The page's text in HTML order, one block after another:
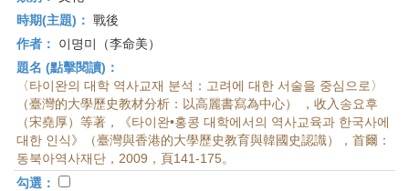
研
究
所-
首
頁
時期(主題)： 戰後
作者：
이명미（李命美）
題名 (點擊閱讀)：
〈타이완의 대학 역사교재 분석：고려에 대한 서술을 중심으로〉
（臺灣的大學歷史教材分析：以高麗書寫為中心） ，收入송요후
（宋堯厚）等著，《타이완•홍콩 대학에서의 역사교육과 한국사에
대한 인식》（臺灣與香港的大學歷史教育與韓國史認識），首爾：
동북아역사재단，2009，頁141-175。
勾選：